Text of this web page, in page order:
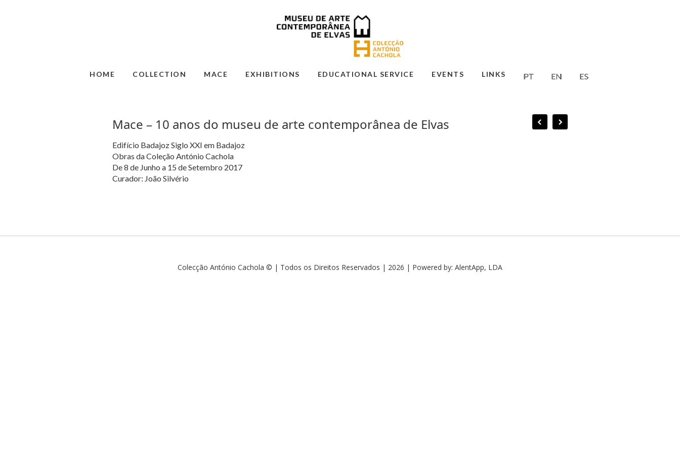
HOME COLLECTION MACE EXHIBITIONS EDUCATIONAL SERVICE EVENTS LINKS
Mace – 10 anos do museu de arte contemporânea de Elvas
Edifício Badajoz Siglo XXI em Badajoz
Obras da Coleção António Cachola
De 8 de Junho a 15 de Setembro 2017
Curador: João Silvério
Colecção António Cachola © | Todos os Direitos Reservados | 2026 | Powered by: AlentApp, LDA